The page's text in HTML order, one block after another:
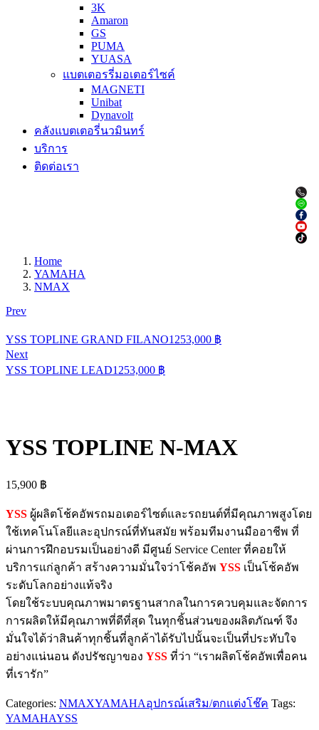
3K
Amaron
GS
PUMA
YUASA
แบตเตอรรี่มอเตอร์ไซค์
MAGNETI
Unibat
Dynavolt
คลังแบตเตอรี่นวมินทร์
บริการ
ติดต่อเรา
Home
YAMAHA
NMAX
Prev
YSS TOPLINE GRAND FILANO1253,000 ฿
Next
YSS TOPLINE LEAD1253,000 ฿
YSS TOPLINE N-MAX
15,900 ฿
YSS ผู้ผลิตโช้คอัพรถมอเตอร์ไซต์และรถยนต์ที่มีคุณภาพสูงโดย
ใช้เทคโนโลยีและอุปกรณ์ที่ทันสมัย พร้อมทีมงานมืออาชีพ ที่
ผ่านการฝึกอบรมเป็นอย่างดี มีศูนย์ Service Center ที่คอยให้
บริการแก่ลูกค้า สร้างความมั่นใจว่าโช้คอัพ YSS เป็นโช้คอัพ
ระดับโลกอย่างแท้จริง
โดยใช้ระบบคุณภาพมาตรฐานสากลในการควบคุมและจัดการ
การผลิตให้มีคุณภาพที่ดีที่สุด ในทุกชิ้นส่วนของผลิตภัณฑ์ จึง
มั่นใจได้ว่าสินค้าทุกชิ้นที่ลูกค้าได้รับไปนั้นจะเป็นที่ประทับใจ
อย่างแน่นอน ดังปรัชญาของ YSS ที่ว่า “เราผลิตโช้คอัพเพื่อคน
ที่เรารัก”
Categories: NMAXYAMAHAอุปกรณ์เสริม/ตกแต่งโช๊ค Tags:
YAMAHAYSS